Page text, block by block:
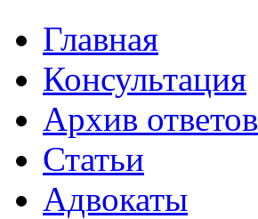
Главная
Консультация
Архив ответов
Статьи
Адвокаты